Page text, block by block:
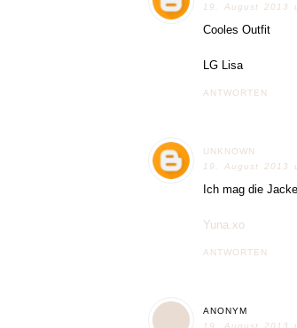
19. August 2013
Cooles Outfit
LG Lisa
ANTWORTEN
UNKNOWN
19. August 2013
Ich mag die
Yuna.xo
ANTWORTEN
ANONYM
19. August 2013